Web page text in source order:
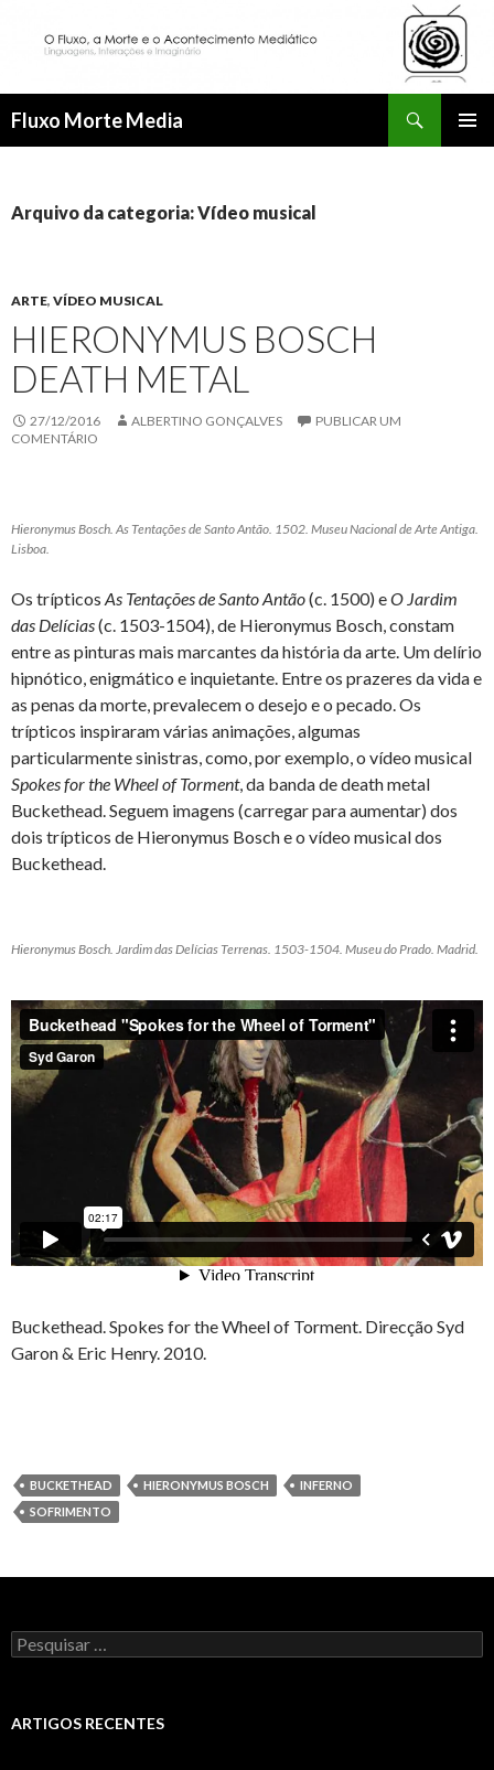
Fluxo Morte Media
Arquivo da categoria: Vídeo musical
ARTE, VÍDEO MUSICAL
HIERONYMUS BOSCH
DEATH METAL
27/12/2016 ALBERTINO GONÇALVES
PUBLICAR UM
COMENTÁRIO
Hieronymus Bosch. As Tentações de Santo Antão. 1502. Museu Nacional de Arte Antiga.
Lisboa.
Os trípticos As Tentações de Santo Antão(c. 1500) eO Jardim
das Delícias(c. 1503-1504), de Hieronymus Bosch, constam
entre as pinturas mais marcantes da história da arte. Um delírio
hipnótico, enigmático e inquietante. Entre os prazeres da vida e
as penas da morte, prevalecem o desejo e o pecado. Os
trípticos inspiraram várias animações, algumas
particularmente sinistras, como, por exemplo, o vídeo musical
Spokes for the Wheel of Torment, da banda de death metal
Buckethead. Seguem imagens (carregar para aumentar) dos
dois trípticos de Hieronymus Bosch e o vídeo musical dos
Buckethead.
Hieronymus Bosch. Jardim das Delícias Terrenas. 1503-1504. Museu do Prado. Madrid.
Buckethead. Spokes for the Wheel of Torment. Direcção Syd
Garon & Eric Henry. 2010.
BUCKETHEAD HIERONYMUS BOSCH
INFERNO
SOFRIMENTO
Pesquisar por:
ARTIGOS RECENTES